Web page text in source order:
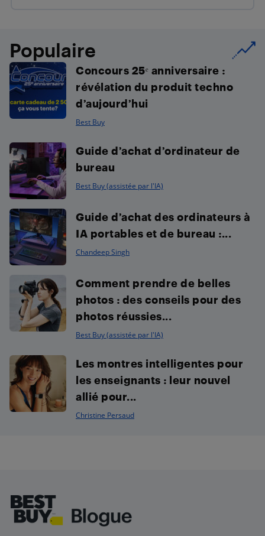
Populaire
Concours 25ᵉ anniversaire :
révélation du produit techno
d’aujourd’hui
Best Buy
Guide d’achat d’ordinateur de
bureau
Best Buy (assistée par l'IA)
Guide d’achat des ordinateurs à
IA portables et de bureau :...
Chandeep Singh
Comment prendre de belles
photos : des conseils pour des
photos réussies...
Best Buy (assistée par l'IA)
Les montres intelligentes pour
les enseignants : leur nouvel
allié pour...
Christine Persaud